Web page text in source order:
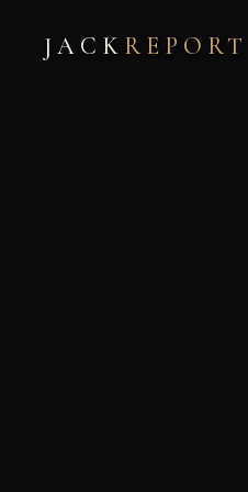
JACK REPORT